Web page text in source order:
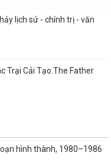
lịch sử - chính trị - văn
Trại Cải Tạo.The Father
hình thành, 1980–1986